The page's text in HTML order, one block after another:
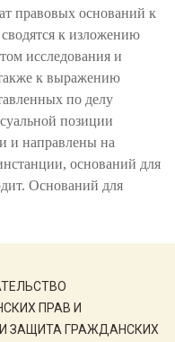
ПРАВ И
ЗАЩИТА ГРАЖДАНСКИХ
правовых оснований к
к изложению
исследования и
к выражению
по делу
позиции
и направлены на
оснований для
Оснований для